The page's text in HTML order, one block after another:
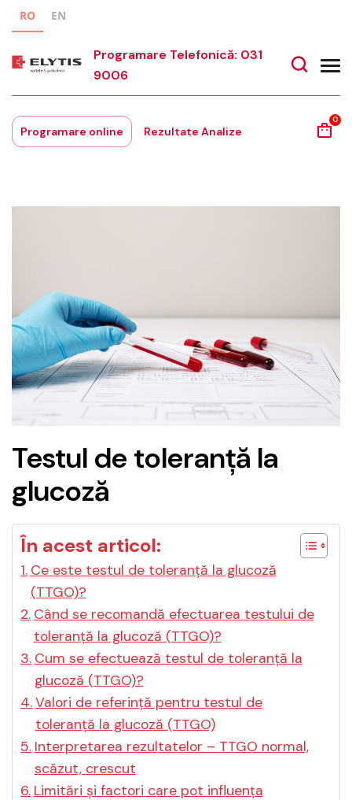
RO EN
Programare Telefonică: 031
9006
Programare online Rezultate Analize
0
Testul de toleranță la
glucoză
În acest articol:
Ce este testul de toleranță la glucoză
(TTGO)?
Când se recomandă efectuarea testului de
toleranță la glucoză (TTGO)?
Cum se efectuează testul de toleranță la
glucoză (TTGO)?
Valori de referință pentru testul de
toleranță la glucoză (TTGO)
Interpretarea rezultatelor – TTGO normal,
scăzut, crescut
Limitări și factori care pot influența